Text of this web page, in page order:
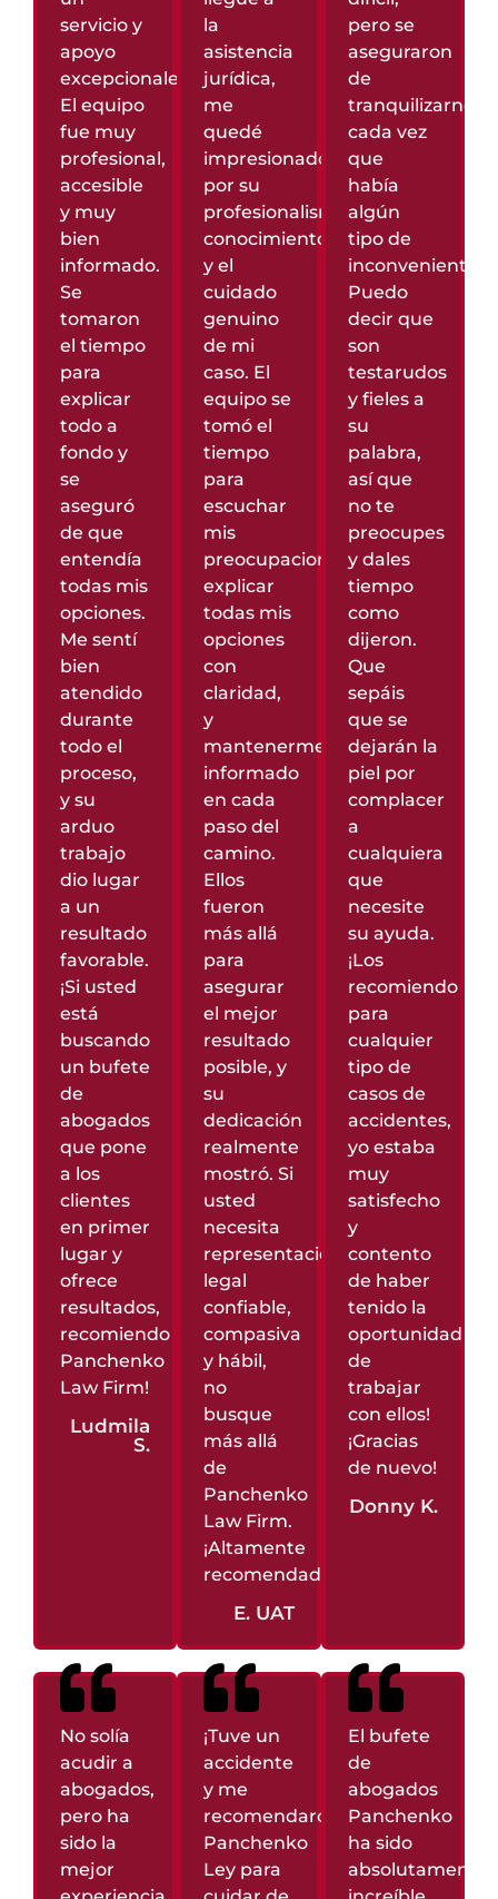
servicio y
apoyo
excepcionales.
El equipo
fue muy
profesional,
accesible
y muy
bien
informado.
Se
tomaron
el tiempo
para
explicar
todo a
fondo y
se
aseguró
de que
entendía
todas mis
opciones.
Me sentí
bien
atendido
durante
todo el
proceso,
y su
arduo
trabajo
dio lugar
a un
resultado
favorable.
¡Si usted
está
buscando
un bufete
de
abogados
que pone
a los
clientes
en primer
lugar y
ofrece
resultados,
recomiendo
Panchenko
Law Firm!
Ludmila
S.
la
asistencia
jurídica,
me
quedé
impresionado
por su
profesionalismo,
conocimiento,
y el
cuidado
genuino
de mi
caso. El
equipo se
tomó el
tiempo
para
escuchar
mis
preocupaciones,
explicar
todas mis
opciones
con
claridad,
y
mantenerme
informado
en cada
paso del
camino.
Ellos
fueron
más allá
para
asegurar
el mejor
resultado
posible, y
su
dedicación
realmente
mostró. Si
usted
necesita
representación
legal
confiable,
compasiva
y hábil,
no
busque
más allá
de
Panchenko
Law Firm.
¡Altamente
recomendado!
E. UAT
pero se
aseguraron
de
tranquilizarnos
cada vez
que
había
algún
tipo de
inconveniente.
Puedo
decir que
son
testarudos
y fieles a
su
palabra,
así que
no te
preocupes
y dales
tiempo
como
dijeron.
Que
sepáis
que se
dejarán la
piel por
complacer
a
cualquiera
que
necesite
su ayuda.
¡Los
recomiendo
para
cualquier
tipo de
casos de
accidentes,
yo estaba
muy
satisfecho
y
contento
de haber
tenido la
oportunidad
de
trabajar
con ellos!
¡Gracias
de nuevo!
Donny K.
No solía
acudir a
abogados,
pero ha
sido la
mejor
¡Tuve un
accidente
y me
recomendaron
Panchenko
Ley para
El bufete
de
abogados
Panchenko
ha sido
absolutamente